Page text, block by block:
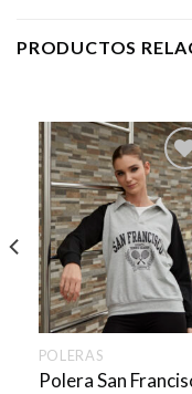
PRODUCTOS
POLERAS
Polera San